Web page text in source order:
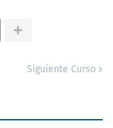
Siguiente Curso